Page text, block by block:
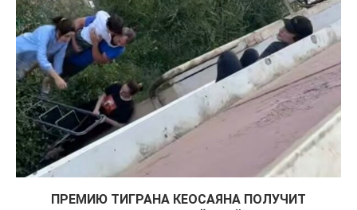
ПРЕМИЮ ТИГРАНА КЕОСАЯНА ПОЛУЧИТ